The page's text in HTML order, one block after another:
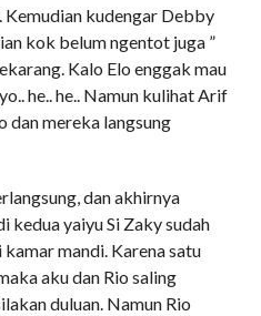
kudengar Debby
kok belum ngentot juga ”
Kalo Elo enggak mau
he.. he.. Namun kulihat Arif
dan mereka langsung
dan akhirnya
kedua yaiyu Si Zaky sudah
mandi. Karena satu
aku dan Rio saling
duluan. Namun Rio